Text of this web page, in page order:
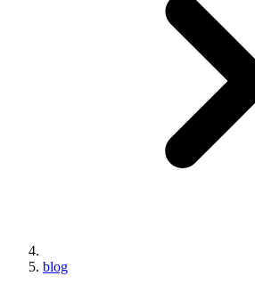
blog